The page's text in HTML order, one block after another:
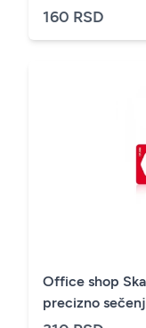
160 RSD
Office shop Skalpel
precizno